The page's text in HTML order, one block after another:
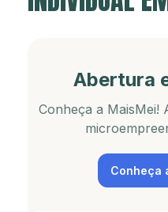
Abertura
Conheça a MaisMei!
Conheça